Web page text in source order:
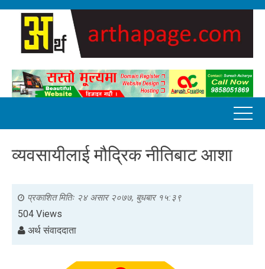
व्यवसायीलाई मौद्रिक नीतिबाट आशा
प्रकाशित मितिः २४ असार २०७७, बुधबार १५:३९
504 Views
अर्थ संवाददाता